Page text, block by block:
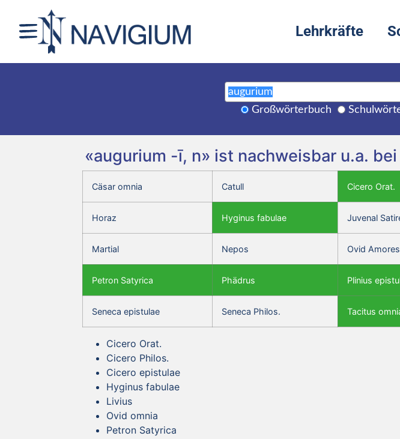
Lehrkräfte
Großwörterbuch
«augurium -ī, n» ist nachweisbar u.a.
Cäsar omnia Catull Cicero Orat.
Horaz Hyginus fabulae Juvenal
Martial Nepos Ovid Amores
Petron Satyrica Phädrus Plinius
Seneca epistulae Seneca Philos. Tacitus
Cicero Orat.
Cicero Philos.
Cicero epistulae
Hyginus fabulae
Livius
Ovid omnia
Petron Satyrica